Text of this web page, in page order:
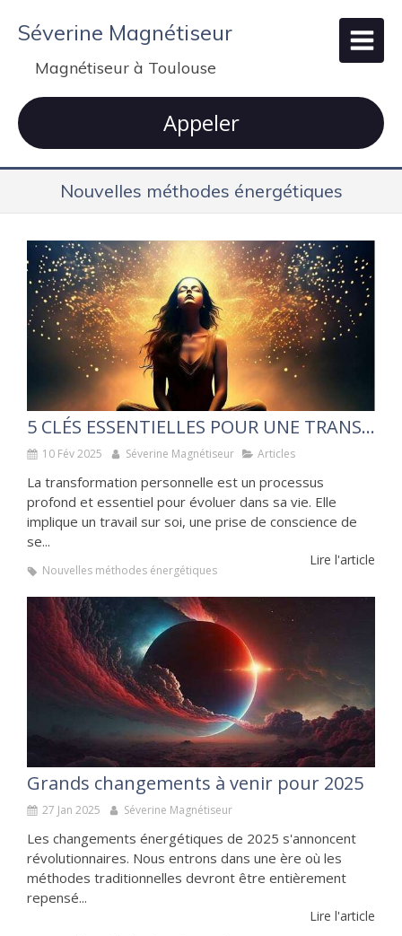
Séverine Magnétiseur
Magnétiseur à Toulouse
Appeler
Nouvelles méthodes énergétiques
5 CLÉS ESSENTIELLES POUR UNE TRANSFORMATION PERSONNELLE
10 Fév 2025 Séverine Magnétiseur Articles
La transformation personnelle est un processus
profond et essentiel pour évoluer dans sa vie. Elle
implique un travail sur soi, une prise de conscience de
se...
Lire l'article
Nouvelles méthodes énergétiques
Grands changements à venir pour 2025
27 Jan 2025 Séverine Magnétiseur
Les changements énergétiques de 2025 s'annoncent
révolutionnaires. Nous entrons dans une ère où les
méthodes traditionnelles devront être entièrement
repensé...
Lire l'article